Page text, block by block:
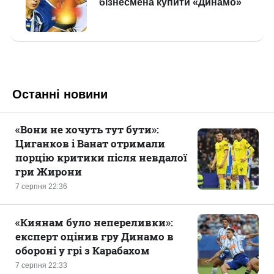
Останні новини
7 серпня 22:36
«Вони не хочуть тут бути»:
Циганков і Ванат отримали
порцію критики після невдалої
гри Жирони
7 серпня 22:33
«Киянам було непереливки»:
експерт оцінив гру Динамо в
обороні у грі з Карабахом